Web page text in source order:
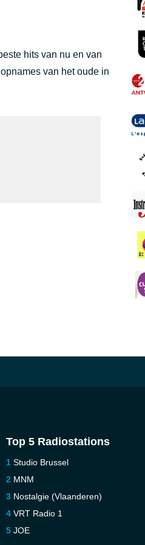
hits van nu en van
van het oude in
Top 5 Radiostations
Studio Brussel
MNM
Nostalgie (Vlaanderen)
VRT Radio 1
JOE